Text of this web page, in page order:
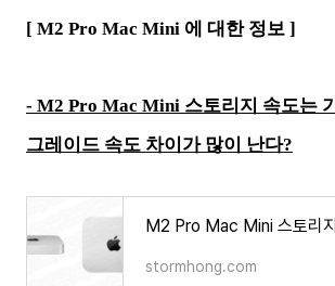
[ M2 Pro Mac Mini 에 대한 정보 ]
- M2 Pro Mac Mini 스토리지 속도는
그레이드 속도 차이가 많이 난다?
stormhong.com